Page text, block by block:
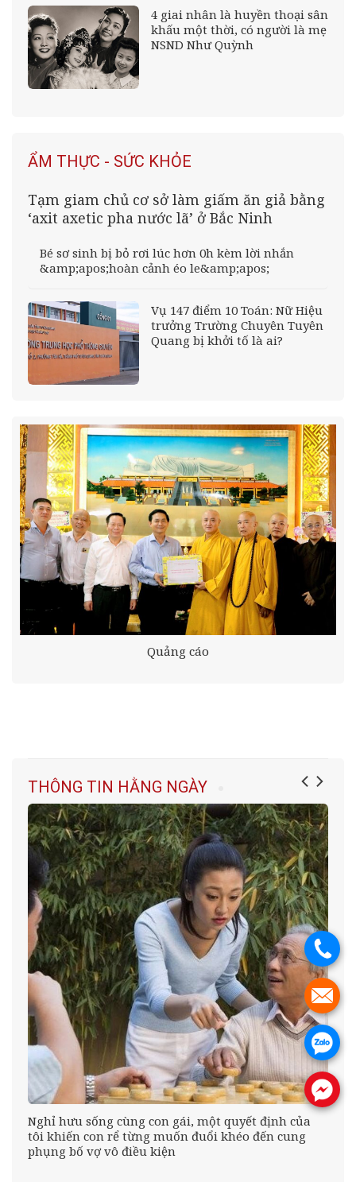
4 giai nhân là huyền thoại sân
khấu một thời, có người là mẹ
NSND Như Quỳnh
ẨM THỰC - SỨC KHỎE
Tạm giam chủ cơ sở làm giấm ăn giả bằng
‘axit axetic pha nước lã’ ở Bắc Ninh
Bé sơ sinh bị bỏ rơi lúc hơn 0h kèm lời nhắn
&amp;apos;hoàn cảnh éo le&amp;apos;
Vụ 147 điểm 10 Toán: Nữ Hiệu
trưởng Trường Chuyên Tuyên
Quang bị khởi tố là ai?
Quảng cáo
THÔNG TIN HẰNG NGÀY
Nghỉ hưu sống cùng con gái, một quyết định của
tôi khiến con rể từng muốn đuổi khéo đến cung
phụng bố vợ vô điều kiện
.
.
.
.